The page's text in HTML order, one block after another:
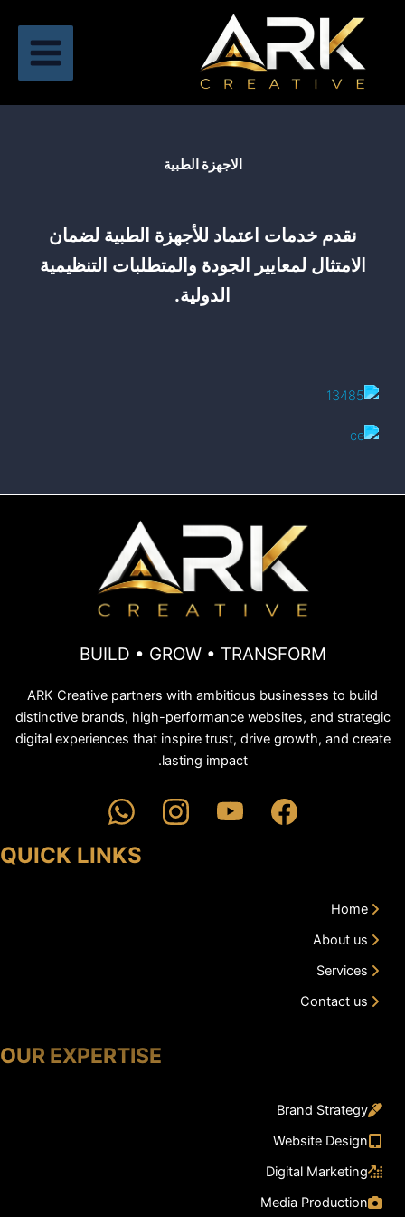
الاجهزة الطبية
نقدم خدمات اعتماد للأجهزة الطبية لضمان
الامتثال لمعايير الجودة والمتطلبات التنظيمية
الدولية.
BUILD • GROW • TRANSFORM
ARK Creative partners with ambitious businesses to build
distinctive brands, high-performance websites, and strategic
digital experiences that inspire trust, drive growth, and create
lasting impact.
QUICK LINKS
Home
About us
Services
Contact us
OUR EXPERTISE
Brand Strategy
Website Design
Digital Marketing
Media Production